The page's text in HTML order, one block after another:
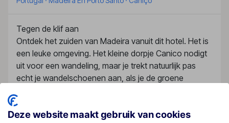
Tegen de klif aan
Ontdek het zuiden van Madeira vanuit dit hotel. Het is
een leuke omgeving. Het kleine dorpje Canico nodigt
uit voor een wandeling, maar je trekt natuurlijk pas
echt je wandelschoenen aan, als je de groene
bus stopt voor de deur, maar een huurauto is ook wel
makkelijk. Terug in het hotel begint het relaxen. Lekker
Deze website maakt gebruik van cookies